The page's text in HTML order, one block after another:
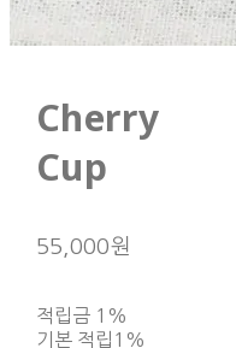
Cherry
Cup
55,000원
적립금 1%
기본 적립 1%